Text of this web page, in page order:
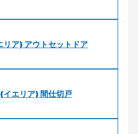
ア) アウトセットドア
エリア) 間仕切戸